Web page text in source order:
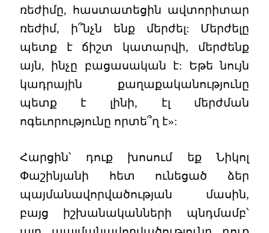
ռեժիմը, հաստատեցին ավտորիտար
ռեժիմ, ի՞նչն ենք մերժել: Մերժելը
պետք է ճիշտ կատարվի, մերժենք
այն, ինչը բացասական է: Եթե նույն
կադրային քաղաքականությունը
պետք է լինի, էլ մերժման
ոգեւորությունը որտե՞ղ է»:
Հարցին՝ դուք խոսում եք Նիկոլ
Փաշինյանի հետ ունեցած ձեր
պայմանավորվածության մասին,
բայց իշխանականների պնդմամբ՝